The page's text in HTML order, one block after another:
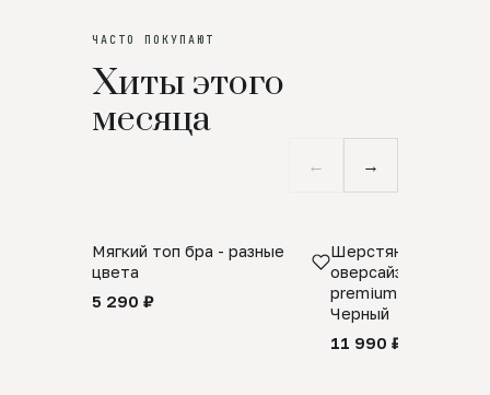
ЧАСТО ПОКУПАЮТ
Хиты этого
месяца
← →
Мягкий топ бра - разные
цвета
5 290 ₽
Шерстяной свитер
оверсайз 100%
premium merino
Черный
11 990 ₽